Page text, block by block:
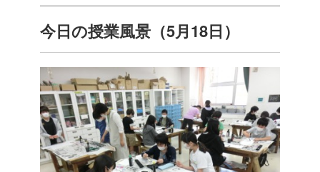
今日の授業風景（5月18日）